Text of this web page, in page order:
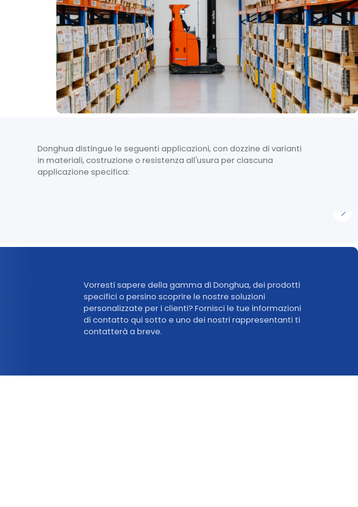
Donghua distingue le seguenti applicazioni, con dozzine di varianti
in materiali, costruzione o resistenza all'usura per ciascuna
applicazione specifica:
Vorresti sapere della gamma di Donghua, dei prodotti
specifici o persino scoprire le nostre soluzioni
personalizzate per i clienti? Fornisci le tue informazioni
di contatto qui sotto e uno dei nostri rappresentanti ti
contatterà a breve.